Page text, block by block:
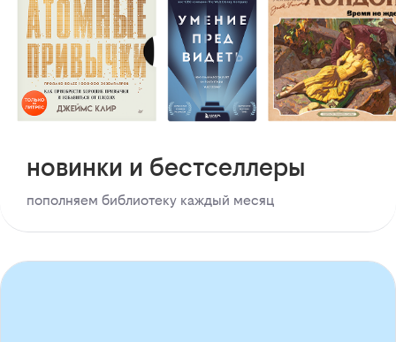
новинки и бестселлеры
пополняем библиотеку каждый месяц